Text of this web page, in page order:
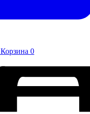
Корзина 0